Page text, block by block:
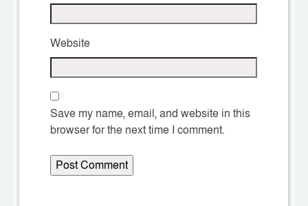
Website
Save my name, email, and website in this
browser for the next time I comment.